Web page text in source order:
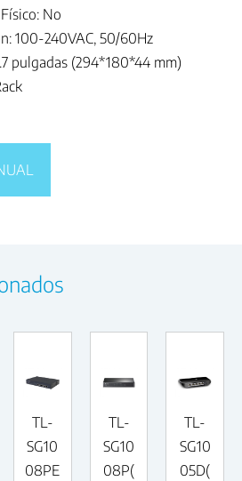
No
100-240VAC, 50/60Hz
pulgadas (294*180*44 mm)
TL-
SG10
08PE
TL-
SG10
08P(
TL-
SG10
05D(